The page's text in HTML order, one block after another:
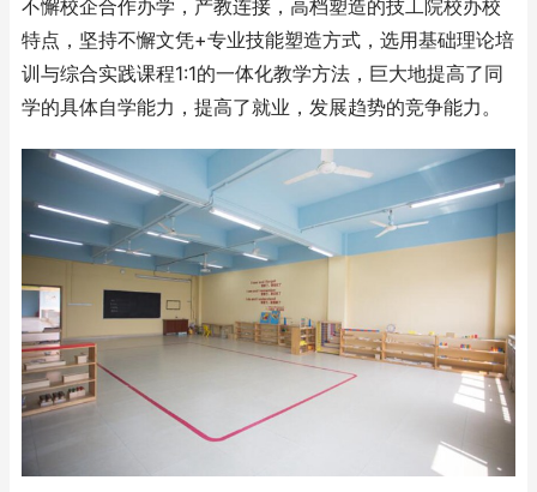
不懈校企合作办学，产教连接，高档塑造的技工院校办校
特点，坚持不懈文凭+专业技能塑造方式，选用基础理论培
训与综合实践课程1:1的一体化教学方法，巨大地提高了同
学的具体自学能力，提高了就业，发展趋势的竞争能力。